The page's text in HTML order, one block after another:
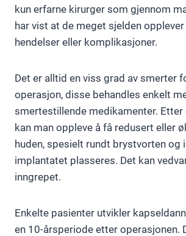
kun erfarne kirurger som gjennom
har vist at de meget sjelden
hendelser eller komplikasjoner.
Det er alltid en viss grad av smerter
operasjon, disse behandles enkelt
smertestillende medikamenter. Etter
kan man oppleve å få redusert eller
huden, spesielt rundt brystvorten og
implantatet plasseres. Det kan
inngrepet.
Enkelte pasienter utvikler
en 10-årsperiode etter operasjonen.